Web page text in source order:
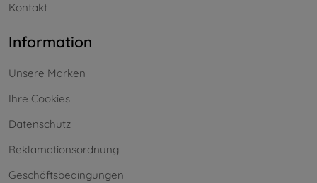
Kontakt
Information
Unsere Marken
Ihre Cookies
Datenschutz
Reklamationsordnung
Geschäftsbedingungen